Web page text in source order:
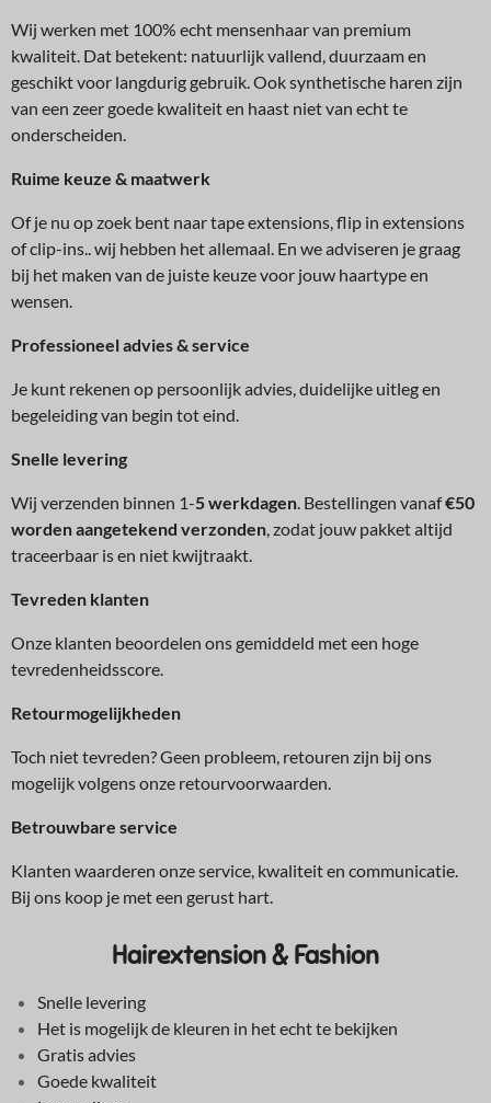
Wij werken met 100% echt mensenhaar van premium
kwaliteit. Dat betekent: natuurlijk vallend, duurzaam en
geschikt voor langdurig gebruik. Ook synthetische haren zijn
van een zeer goede kwaliteit en haast niet van echt te
onderscheiden.
Ruime keuze & maatwerk
Of je nu op zoek bent naar tape extensions, flip in extensions
of clip-ins.. wij hebben het allemaal. En we adviseren je graag
bij het maken van de juiste keuze voor jouw haartype en
wensen.
Professioneel advies & service
Je kunt rekenen op persoonlijk advies, duidelijke uitleg en
begeleiding van begin tot eind.
Snelle levering
Wij verzenden binnen 1-5 werkdagen. Bestellingen vanaf€50
worden aangetekend verzonden, zodat jouw pakket altijd
traceerbaar is en niet kwijtraakt.
Tevreden klanten
Onze klanten beoordelen ons gemiddeld met een hoge
tevredenheidsscore.
Retourmogelijkheden
Toch niet tevreden? Geen probleem, retouren zijn bij ons
mogelijk volgens onze retourvoorwaarden.
Betrouwbare service
Klanten waarderen onze service, kwaliteit en communicatie.
Bij ons koop je met een gerust hart.
Hairextension & Fashion
Snelle levering
Het is mogelijk de kleuren in het echt te bekijken
Gratis advies
Goede kwaliteit